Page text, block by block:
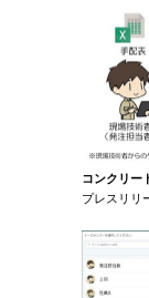
コンクリー
プレスリリ